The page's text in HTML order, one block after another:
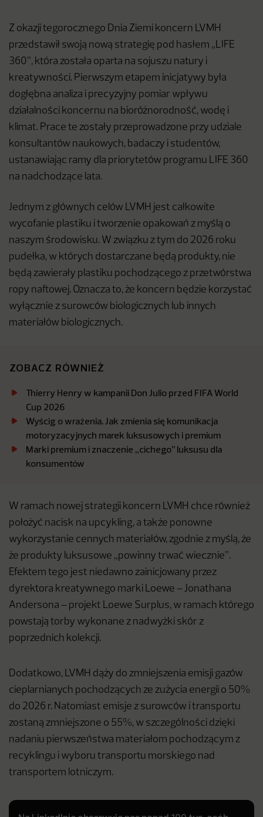
Z okazji tegorocznego Dnia Ziemi koncern LVMH
przedstawił swoją nową strategię pod hasłem „LIFE
360”, która została oparta na sojuszu natury i
kreatywności. Pierwszym etapem inicjatywy była
dogłębna analiza i precyzyjny pomiar wpływu
działalności koncernu na bioróżnorodność, wodę i
klimat. Prace te zostały przeprowadzone przy udziale
konsultantów naukowych, badaczy i studentów,
ustanawiając ramy dla priorytetów programu LIFE 360
na nadchodzące lata.
Jednym z głównych celów LVMH jest całkowite
wycofanie plastiku i tworzenie opakowań z myślą o
naszym środowisku. W związku z tym do 2026 roku
pudełka, w których dostarczane będą produkty, nie
będą zawierały plastiku pochodzącego z przetwórstwa
ropy naftowej. Oznacza to, że koncern będzie korzystać
wyłącznie z surowców biologicznych lub innych
materiałów biologicznych.
ZOBACZ RÓWNIEŻ
Thierry Henry w kampanii Don Julio przed FIFA World
Cup 2026
Wyścig o wrażenia. Jak zmienia się komunikacja
motoryzacyjnych marek luksusowych i premium
Marki premium i znaczenie „cichego’’ luksusu dla
konsumentów
W ramach nowej strategii koncern LVMH chce również
położyć nacisk na upcykling, a także ponowne
wykorzystanie cennych materiałów, zgodnie z myślą, że
że produkty luksusowe „powinny trwać wiecznie”.
Efektem tego jest niedawno zainicjowany przez
dyrektora kreatywnego marki Loewe – Jonathana
Andersona – projekt Loewe Surplus, w ramach którego
powstają torby wykonane z nadwyżki skór z
poprzednich kolekcji.
Dodatkowo, LVMH dąży do zmniejszenia emisji gazów
cieplarnianych pochodzących ze zużycia energii o 50%
do 2026 r. Natomiast emisje z surowców i transportu
zostaną zmniejszone o 55%, w szczególności dzięki
nadaniu pierwszeństwa materiałom pochodzącym z
recyklingu i wyboru transportu morskiego nad
transportem lotniczym.